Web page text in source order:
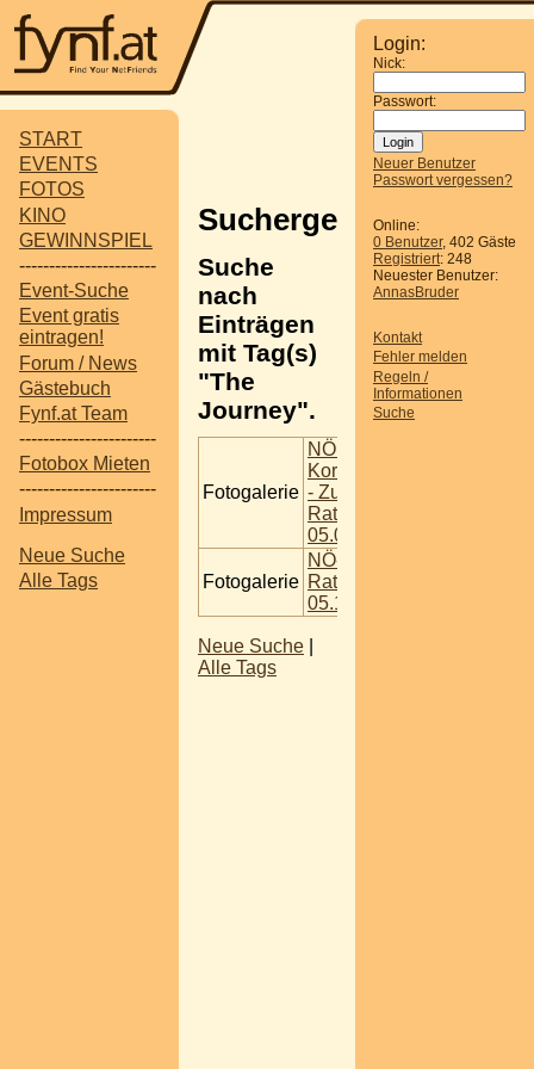
START
EVENTS
FOTOS
KINO
GEWINNSPIEL
-----------------------
Event-Suche
Event gratis
eintragen!
Forum / News
Gästebuch
Fynf.at Team
-----------------------
Fotobox Mieten
-----------------------
Impressum
Neue Suche
Alle Tags
Login:
Nick:
Passwort:
Neuer Benutzer
Passwort vergessen?
Online:
0 Benutzer, 402 Gäste
Registriert: 248
Neuester Benutzer:
AnnasBruder
Kontakt
Fehler melden
Regeln /
Informationen
Suche
Suchergebnisse
Suche
nach
Einträgen
mit Tag(s)
"The
Journey".
Fotogalerie
NÖ -
Korneuburg
- Zum
Rattenfänger
05.09.2009
Fotogalerie
NÖ- Zum
Rattenfänger
05.12.2009
Neue Suche
Alle Tags